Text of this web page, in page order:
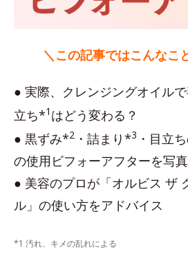
＼この記事ではこんなこ
● 実際、クレンジングオイル
立ち*1 はどう変わる？
● 黒ずみ*2 ・詰まり*3 ・目立
の使用ビフォーアフターを写真
● 美容のプロが「オルビス ザ
ル」の使い方をアドバイス
*1 汚れ、キメの乱れによる